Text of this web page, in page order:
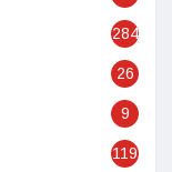
284
26
9
119